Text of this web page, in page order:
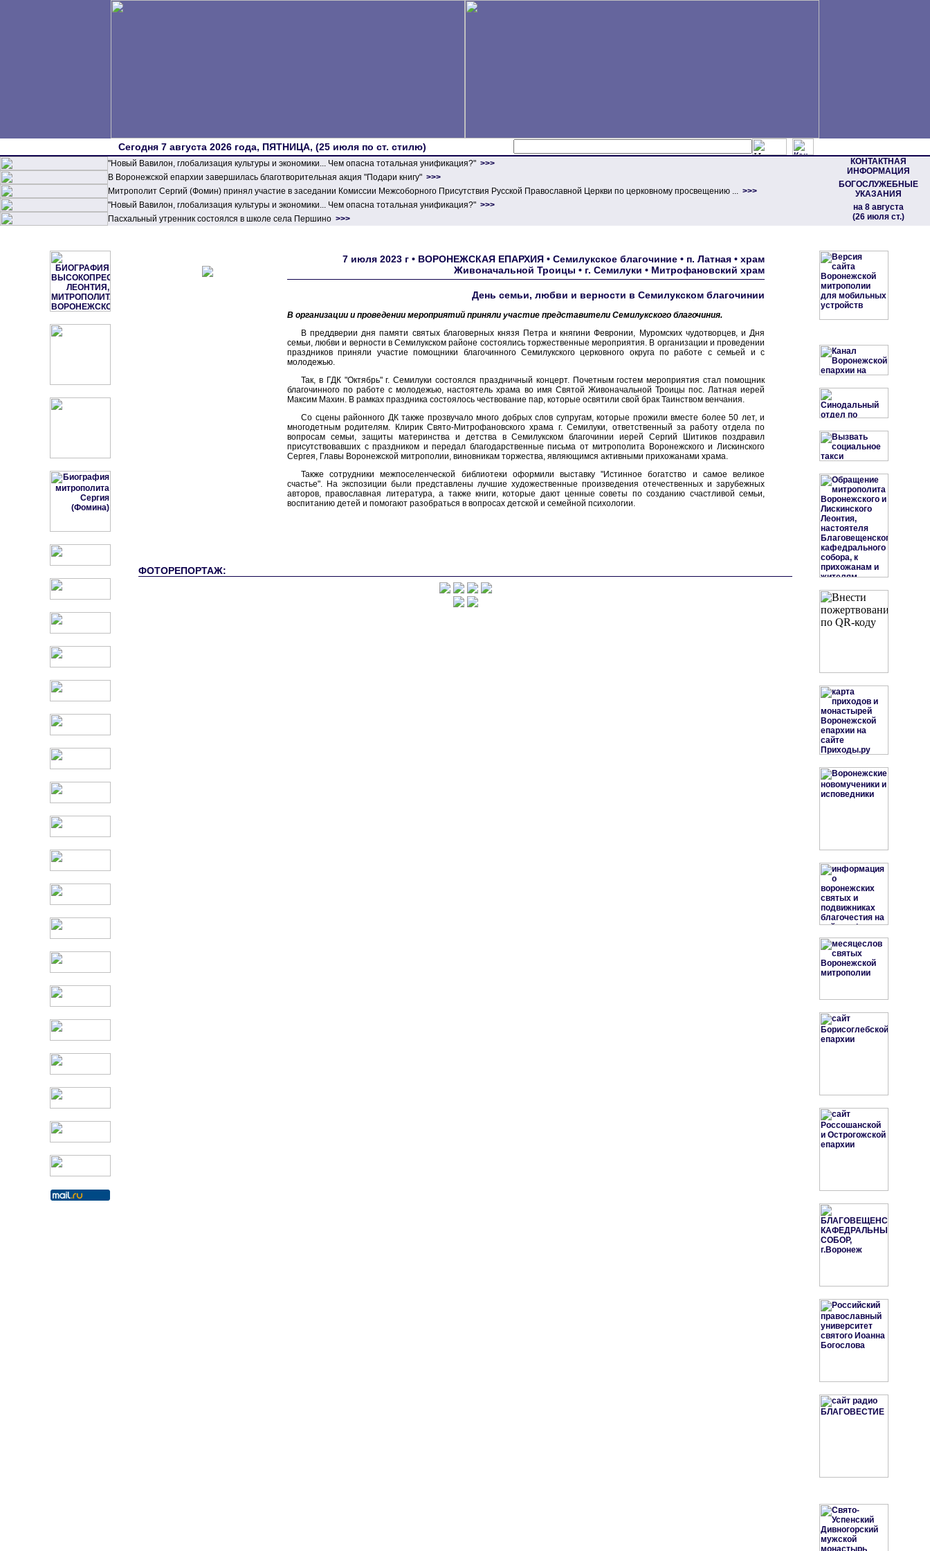
Сегодня 7 августа 2026 года, ПЯТНИЦА, (25 июля по ст. стилю)
"Новый Вавилон, глобализация культуры и экономики... Чем опасна тотальная унификация?" >>>
КОНТАКТНАЯ
ИНФОРМАЦИЯ
БОГОСЛУЖЕБНЫЕ
УКАЗАНИЯ
на 8 августа
(26 июля ст.)
В Воронежской епархии завершилась благотворительная акция "Подари книгу" >>>
Митрополит Сергий (Фомин) принял участие в заседании Комиссии Межсоборного Присутствия Русской Православной Церкви по церковному просвещению ... >>>
"Новый Вавилон, глобализация культуры и экономики... Чем опасна тотальная унификация?" >>>
Пасхальный утренник состоялся в школе села Першино >>>
7 июля 2023 г • ВОРОНЕЖСКАЯ ЕПАРХИЯ • Семилукское благочиние • п. Латная • храм
Живоначальной Троицы • г. Семилуки • Митрофановский храм
День семьи, любви и верности в Семилукском благочинии
В организации и проведении мероприятий приняли участие представители Семилукского благочиния.
В преддверии дня памяти святых благоверных князя Петра и княгини Февронии, Муромских чудотворцев, и Дня
семьи, любви и верности в Семилукском районе состоялись торжественные мероприятия. В организации и проведении
праздников приняли участие помощники благочинного Семилукского церковного округа по работе с семьей и с
молодежью.
Так, в ГДК "Октябрь" г. Семилуки состоялся праздничный концерт. Почетным гостем мероприятия стал помощник
благочинного по работе с молодежью, настоятель храма во имя Святой Живоначальной Троицы пос. Латная иерей
Максим Махин. В рамках праздника состоялось чествование пар, которые освятили свой брак Таинством венчания.
Со сцены районного ДК также прозвучало много добрых слов супругам, которые прожили вместе более 50 лет, и
многодетным родителям. Клирик Свято-Митрофановского храма г. Семилуки, ответственный за работу отдела по
вопросам семьи, защиты материнства и детства в Семилукском благочинии иерей Сергий Шитиков поздравил
присутствовавших с праздником и передал благодарственные письма от митрополита Воронежского и Лискинского
Сергея, Главы Воронежской митрополии, виновникам торжества, являющимся активными прихожанами храма.
Также сотрудники межпоселенческой библиотеки оформили выставку "Истинное богатство и самое великое
счастье". На экспозиции были представлены лучшие художественные произведения отечественных и зарубежных
авторов, православная литература, а также книги, которые дают ценные советы по созданию счастливой семьи,
воспитанию детей и помогают разобраться в вопросах детской и семейной психологии.
ФОТОРЕПОРТАЖ: